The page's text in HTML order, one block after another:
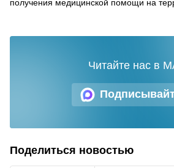
получения медицинской помощи на
Читайте нас в
Поделиться новостью